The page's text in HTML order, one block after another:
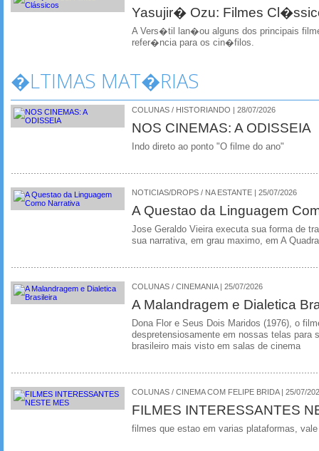
Yasujir� Ozu: Filmes
A Vers�til lan�ou alguns dos principais
refer�ncia para os cin�filos.
�LTIMAS MAT�RIAS
COLUNAS / HISTORIANDO | 28/07/2026
NOS CINEMAS: A ODISSEIA
Indo direto ao ponto "O filme do ano"
NOTICIAS/DROPS / NA ESTANTE | 25/07/2026
A Questao da Linguagem
Jose Geraldo Vieira executa sua forma de
sua narrativa, em grau maximo, em A
COLUNAS / CINEMANIA | 25/07/2026
A Malandragem e Dialetica
Dona Flor e Seus Dois Maridos (1976), o
despretensiosamente em nossas telas para
brasileiro mais visto em salas de cinema
COLUNAS / CINEMA COM FELIPE BRIDA | 25/07/
FILMES INTERESSANTES
filmes que estao em varias plataformas,